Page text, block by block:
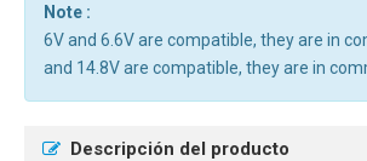
Note :
6V and 6.6V are compatible, they are in
and 14.8V are compatible, they are in
Descripción del producto